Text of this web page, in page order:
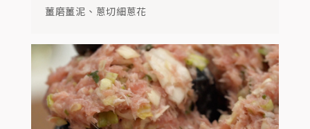
薑磨薑泥、蔥切細蔥花
STEP04